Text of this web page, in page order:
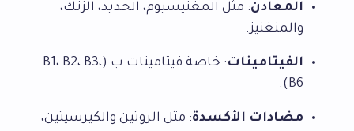
المعادن: مثل المغنيسيوم، الحديد، الزنك،
والمنغنيز.
الفيتامينات
: خاصة فيتامينات ب (B1، B2، B3،
B6).
مضادات الأكسدة: مثل الروتين والكيرسيتين،